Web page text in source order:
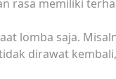
rasa memiliki
lomba saja.
dirawat